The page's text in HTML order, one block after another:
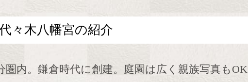
々木八幡宮の紹介
圏内。鎌倉時代に創建。庭園は広く親族写真もOK